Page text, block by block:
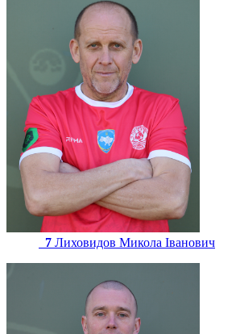
7 Лиховидов Микола Іванович